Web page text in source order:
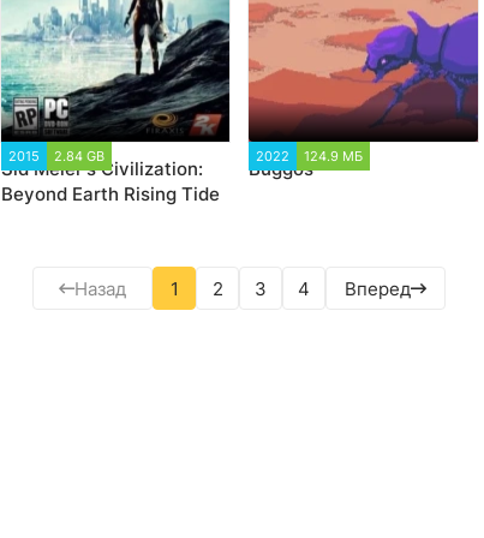
2015 2.84 GB
Sid Meier's Civilization:
Beyond Earth Rising Tide
2022 124.9 МБ
Buggos
Назад 1 2 3 4 Вперед